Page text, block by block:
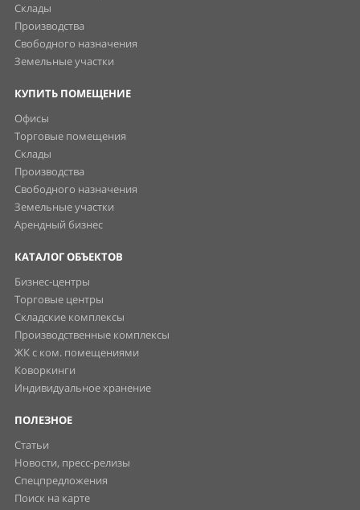
Склады
Производства
Свободного назначения
Земельные участки
КУПИТЬ ПОМЕЩЕНИЕ
Офисы
Торговые помещения
Склады
Производства
Свободного назначения
Земельные участки
Арендный бизнес
КАТАЛОГ ОБЪЕКТОВ
Бизнес-центры
Торговые центры
Складские комплексы
Производственные комплексы
ЖК с ком. помещениями
Коворкинги
Индивидуальное хранение
ПОЛЕЗНОЕ
Статьи
Новости, пресс-релизы
Спецпредложения
Поиск на карте